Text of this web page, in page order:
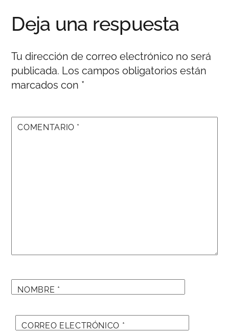
Deja una respuesta
Tu dirección de correo electrónico no será
publicada. Los campos obligatorios están
marcados con *
COMENTARIO *
NOMBRE *
CORREO ELECTRÓNICO *